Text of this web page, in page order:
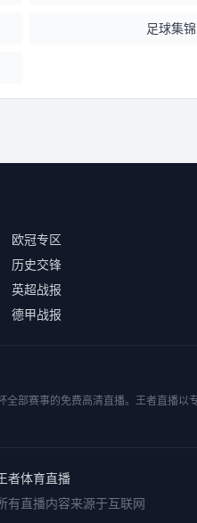
足球集锦
欧冠专区
历史交锋
英超战报
德甲战报
部赛事的免费高清直播。王者直播
者体育直播
有直播内容来源于互联网